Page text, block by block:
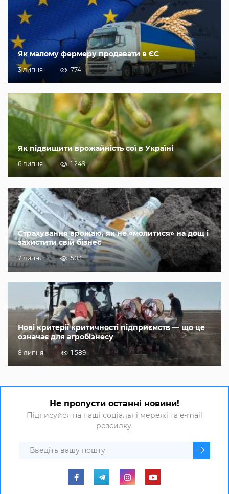
Як малому фермеру продавати в ЄС
3 липня 774
Як підвищити врожайність сої в Україні
6 липня 1 249
Страхування врожаю, як не «молитися» на дощ і
захистити свій бізнес
7 липня 503
Нові критерії критичності підприємств — що це
означає для агробізнесу
8 липня 1 589
Не пропусти останні новини!
Підписуйся на наші соціальні мережі та e-mail
розсилку.